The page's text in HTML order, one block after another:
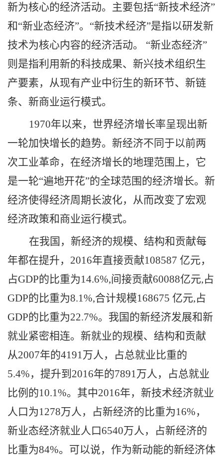
新为核心的经济活动。主要包括“新技术经济”
和“新业态经济”。“新技术经济”是指以研发新
技术为核心内容的经济活动。 “新业态经济”
则是指利用新的科技成果、新兴技术组织生
产要素，从现有产业中衍生的新环节、新链
条、新商业运行模式。
1970年以来，世界经济增长率呈现出新
一轮加快增长的趋势。新经济不同于以前两
次工业革命，在经济增长的地理范围上，它
是一轮“遍地开花”的全球范围的经济增长。新
经济使得经济周期长波化，从而改变了宏观
经济政策和商业运行模式。
在我国，新经济的规模、结构和贡献每
年都在提升， 2016年直接贡献108587 亿元，
占GDP的比重为14.6%,间接贡献60088亿元,占
GDP的比重为8.1%,合计规模168675 亿元,占
GDP的比重为22.7%。我国的新经济发展和新
就业紧密相连。新就业的规模、结构和贡献
从2007年的4191万人，占总就业比重的
5.4%，提升到2016年的7891万人，占总就业
比例的10.1%。其中2016年，新技术经济就业
人口为1278万人，占新经济的比重为16%，
新业态经济就业人口6540万人，占新经济的
比重为84%。可以说，作为新动能的新经济体